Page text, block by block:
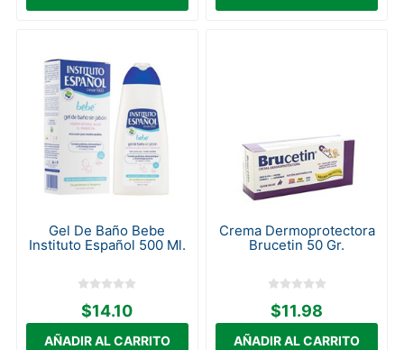
Gel De Baño Bebe
Instituto Español 500 Ml.
$14.10
Crema Dermoprotectora
Brucetin 50 Gr.
$11.98